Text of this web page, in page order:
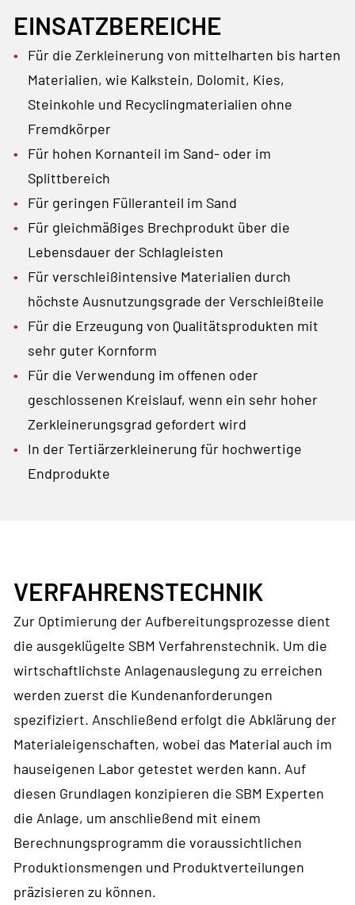
EINSATZBEREICHE
Für die Zerkleinerung von mittelharten bis harten
Materialien, wie Kalkstein, Dolomit, Kies,
Steinkohle und Recyclingmaterialien ohne
Fremdkörper
Für hohen Kornanteil im Sand- oder im
Splittbereich
Für geringen Fülleranteil im Sand
Für gleichmäßiges Brechprodukt über die
Lebensdauer der Schlagleisten
Für verschleißintensive Materialien durch
höchste Ausnutzungsgrade der Verschleißteile
Für die Erzeugung von Qualitätsprodukten mit
sehr guter Kornform
Für die Verwendung im offenen oder
geschlossenen Kreislauf, wenn ein sehr hoher
Zerkleinerungsgrad gefordert wird
In der Tertiärzerkleinerung für hochwertige
Endprodukte
VERFAHRENSTECHNIK
Zur Optimierung der Aufbereitungsprozesse dient
die ausgeklügelte SBM Verfahrenstechnik. Um die
wirtschaftlichste Anlagenauslegung zu erreichen
werden zuerst die Kundenanforderungen
spezifiziert. Anschließend erfolgt die Abklärung der
Materialeigenschaften, wobei das Material auch im
hauseigenen Labor getestet werden kann. Auf
diesen Grundlagen konzipieren die SBM Experten
die Anlage, um anschließend mit einem
Berechnungsprogramm die voraussichtlichen
Produktionsmengen und Produktverteilungen
präzisieren zu können.